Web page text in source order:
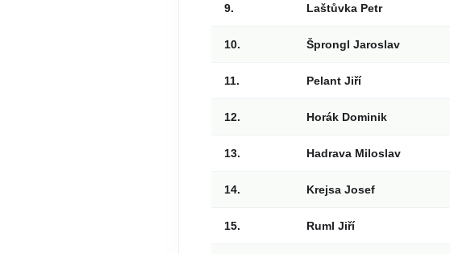
9. Laštůvka Petr
10. Šprongl Jaroslav
11. Pelant Jiří
12. Horák Dominik
13. Hadrava Miloslav
14. Krejsa Josef
15. Ruml Jiří